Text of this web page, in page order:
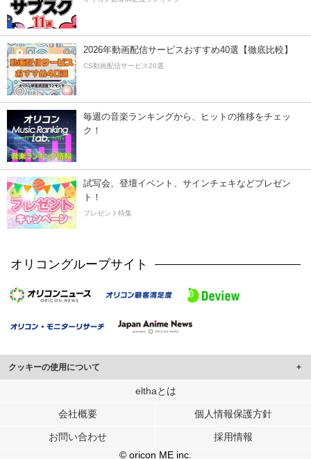
2026年動画配信サービスおすすめ40選【徹底比較】
CS動画配信サービス20選
毎週の音楽ランキングから、ヒットの推移をチェッ
ク！
試写会、登壇イベント、サインチェキなどプレゼン
ト！
プレゼント特集
オリコングループサイト
クッキーの使用について
このサイトでは Cookie を使用して、ユーザーに合わせたコンテンツや広告の
行っています。
メディアや広告配信、データ解析の各パートナーに提供しています。
各パートナーは、この情報とユーザーが各パートナーに提供した他の情報や、
elthaとは
会社概要 個人情報保護方針
お問い合わせ
採用情報
© oricon ME inc.